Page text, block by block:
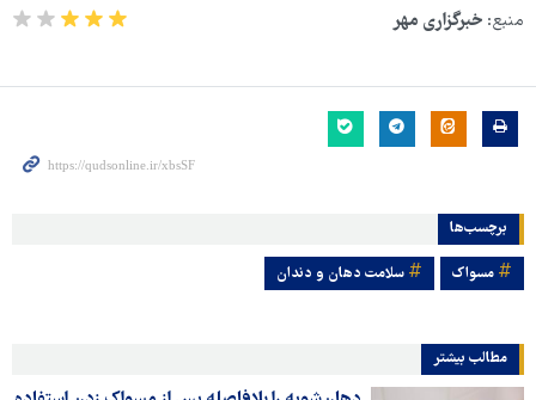
منبع: خبرگزاری مهر
برچسب‌ها
مسواک سلامت دهان و دندان
مطالب بیشتر